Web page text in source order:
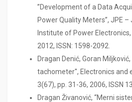
”Development of a Data
Power Quality Meters”, JPE
Institute of Power
2012, ISSN: 1598-2092.
Dragan Denić, Goran
tachometer'', Electronics and
3(67), pp. 31-36, 2006, ISSN
Dragan Živanović, “Merni